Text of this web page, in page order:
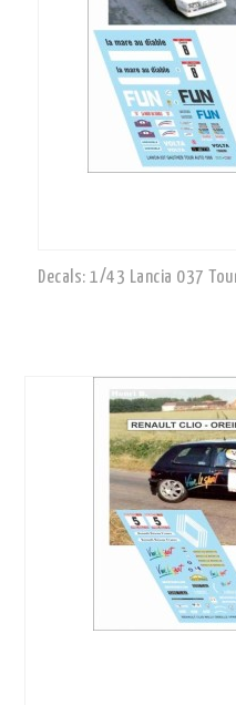
Decals: 1/43 Lancia 037